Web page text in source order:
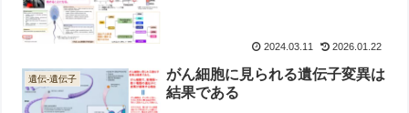
2024.03.11 2026.01.22
遺伝-遺伝子
がん細胞に見られる遺伝子変異は
結果である